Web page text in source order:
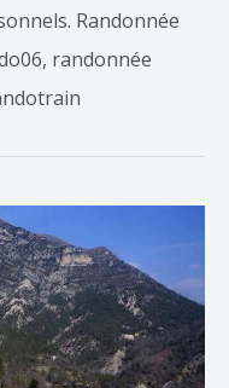
Randonnée
randonnée